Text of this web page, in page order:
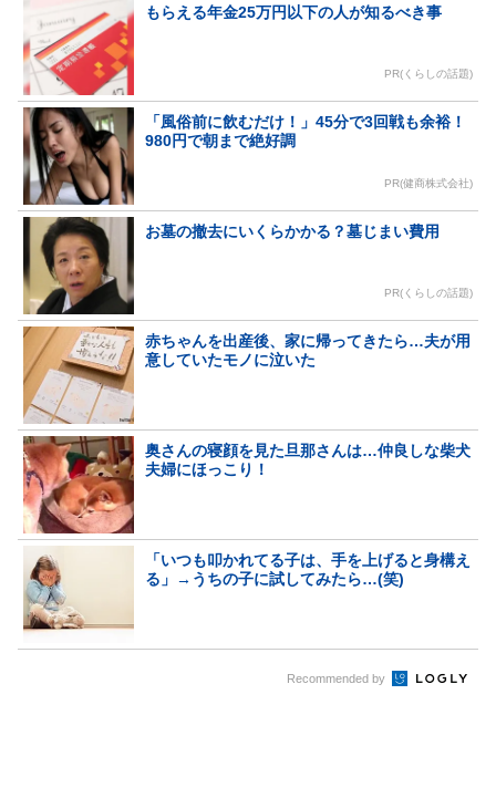
もらえる年金25万円以下の人が知るべき事
PR(くらしの話題)
「風俗前に飲むだけ！」45分で3回戦も余裕！
980円で朝まで絶好調
PR(健商株式会社)
お墓の撤去にいくらかかる？墓じまい費用
PR(くらしの話題)
赤ちゃんを出産後、家に帰ってきたら…夫が用
意していたモノに泣いた
奥さんの寝顔を見た旦那さんは…仲良しな柴犬
夫婦にほっこり！
「いつも叩かれてる子は、手を上げると身構え
る」→うちの子に試してみたら…(笑)
Recommended by